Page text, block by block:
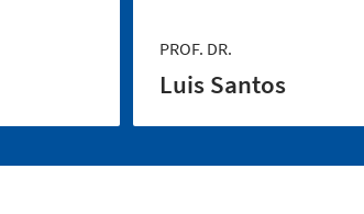
PROF. DR.
Luis Santos